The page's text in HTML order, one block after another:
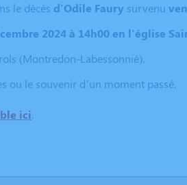
le décès d'Odile Faury survenu
2024 à 14h00 en l'église
(Montredon-Labessonnié).
ou le souvenir d’un moment passé.
ici.